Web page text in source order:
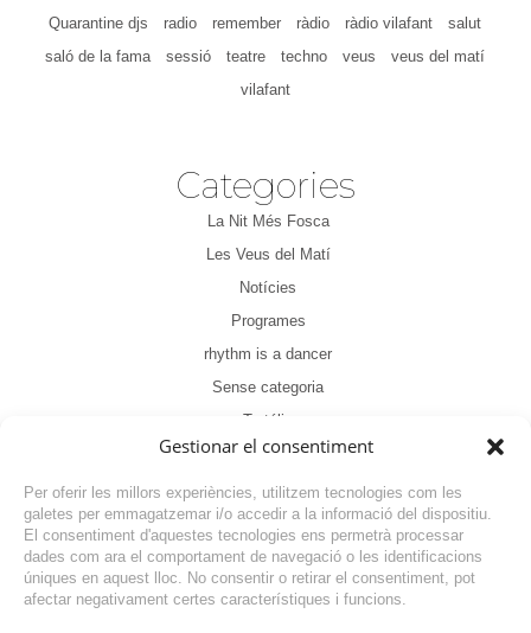
Gestionar el consentiment
Per oferir les millors experiències, utilitzem tecnologies com les
galetes per emmagatzemar i/o accedir a la informació del dispositiu.
El consentiment d'aquestes tecnologies ens permetrà processar
dades com ara el comportament de navegació o les identificacions
úniques en aquest lloc. No consentir o retirar el consentiment, pot
afectar negativament certes característiques i funcions.
Quarantine djs
radio remember ràdio ràdio vilafant
salut
saló de la fama
sessió teatre techno veus
veus del matí
vilafant
Categories
La Nit Més Fosca
Les Veus del Matí
Notícies
Programes
rhythm is a dancer
Sense categoria
Tertúlia
NOTÍCIA ANTERIOR
NOTÍCIA SEGÜENT